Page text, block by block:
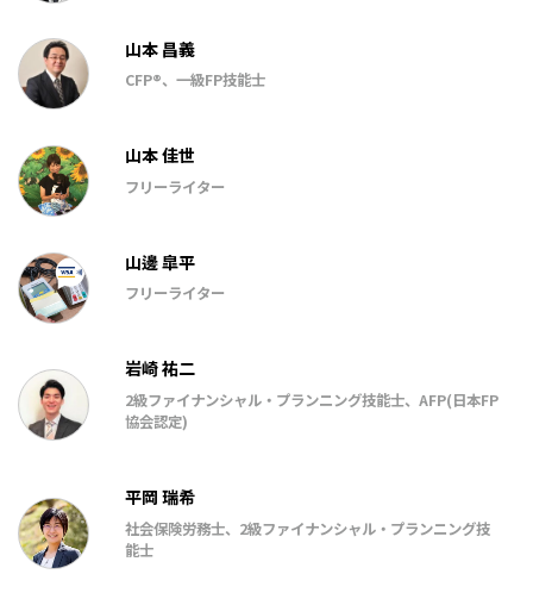
山本 昌義
CFP®、一級FP技能士
山本 佳世
フリーライター
山邊 皐平
フリーライター
岩崎 祐二
2級ファイナンシャル・プランニング技能士、AFP(日本FP
協会認定)
平岡 瑞希
社会保険労務士、2級ファイナンシャル・プランニング技
能士